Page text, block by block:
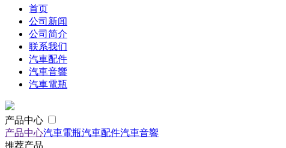
首页
公司新闻
公司简介
联系我们
汽車配件
汽車音響
汽車電瓶
产品中心
产品中心汽車電瓶汽車配件汽車音響
推荐产品